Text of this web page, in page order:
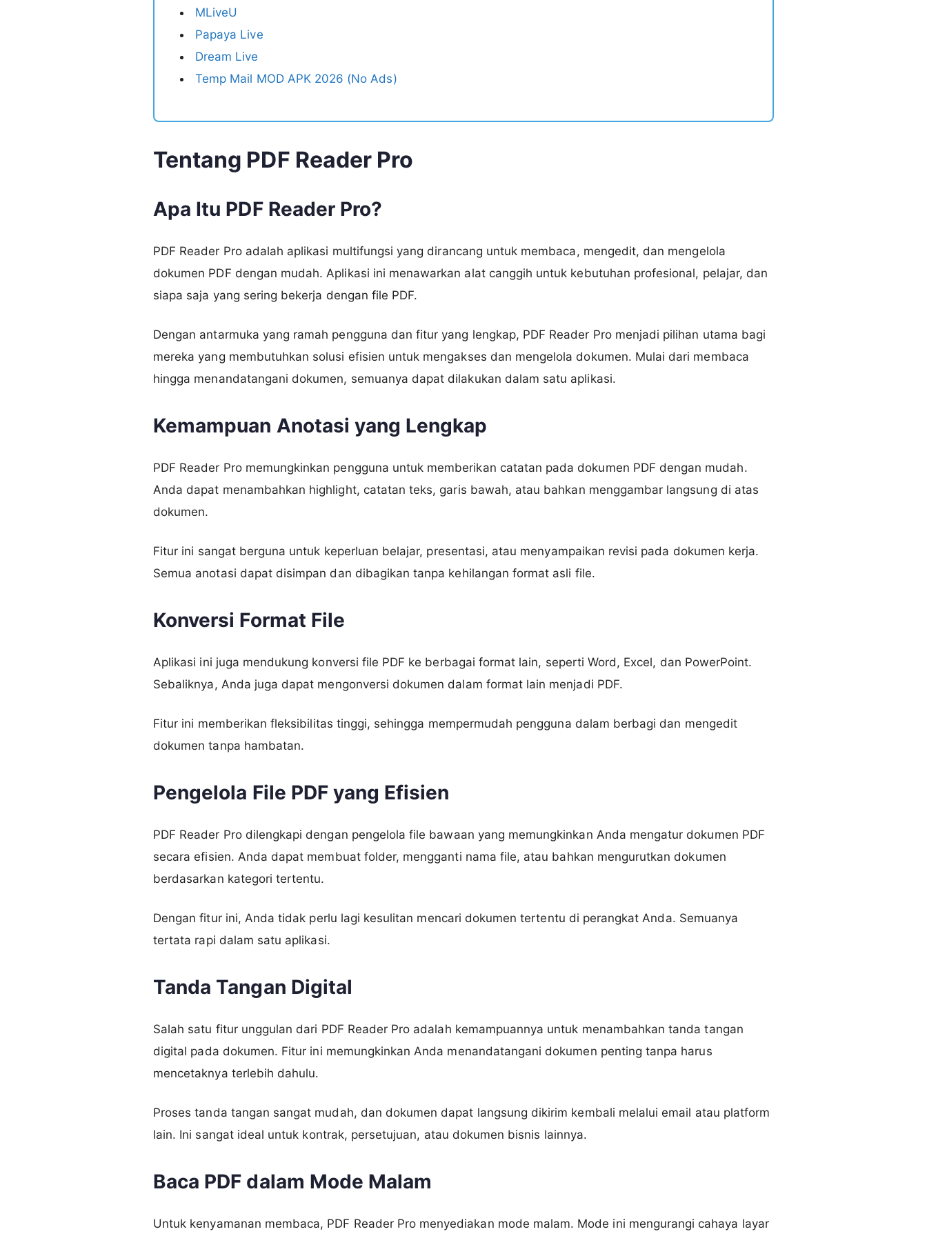
MLiveU
Papaya Live
Dream Live
Temp Mail MOD APK 2026 (No Ads)
Tentang PDF Reader Pro
Apa Itu PDF Reader Pro?
PDF Reader Pro adalah aplikasi multifungsi yang dirancang untuk membaca, mengedit, dan mengelola
dokumen PDF dengan mudah. Aplikasi ini menawarkan alat canggih untuk kebutuhan profesional, pelajar, dan
siapa saja yang sering bekerja dengan file PDF.
Dengan antarmuka yang ramah pengguna dan fitur yang lengkap, PDF Reader Pro menjadi pilihan utama bagi
mereka yang membutuhkan solusi efisien untuk mengakses dan mengelola dokumen. Mulai dari membaca
hingga menandatangani dokumen, semuanya dapat dilakukan dalam satu aplikasi.
Kemampuan Anotasi yang Lengkap
PDF Reader Pro memungkinkan pengguna untuk memberikan catatan pada dokumen PDF dengan mudah.
Anda dapat menambahkan highlight, catatan teks, garis bawah, atau bahkan menggambar langsung di atas
dokumen.
Fitur ini sangat berguna untuk keperluan belajar, presentasi, atau menyampaikan revisi pada dokumen kerja.
Semua anotasi dapat disimpan dan dibagikan tanpa kehilangan format asli file.
Konversi Format File
Aplikasi ini juga mendukung konversi file PDF ke berbagai format lain, seperti Word, Excel, dan PowerPoint.
Sebaliknya, Anda juga dapat mengonversi dokumen dalam format lain menjadi PDF.
Fitur ini memberikan fleksibilitas tinggi, sehingga mempermudah pengguna dalam berbagi dan mengedit
dokumen tanpa hambatan.
Pengelola File PDF yang Efisien
PDF Reader Pro dilengkapi dengan pengelola file bawaan yang memungkinkan Anda mengatur dokumen PDF
secara efisien. Anda dapat membuat folder, mengganti nama file, atau bahkan mengurutkan dokumen
berdasarkan kategori tertentu.
Dengan fitur ini, Anda tidak perlu lagi kesulitan mencari dokumen tertentu di perangkat Anda. Semuanya
tertata rapi dalam satu aplikasi.
Tanda Tangan Digital
Salah satu fitur unggulan dari PDF Reader Pro adalah kemampuannya untuk menambahkan tanda tangan
digital pada dokumen. Fitur ini memungkinkan Anda menandatangani dokumen penting tanpa harus
mencetaknya terlebih dahulu.
Proses tanda tangan sangat mudah, dan dokumen dapat langsung dikirim kembali melalui email atau platform
lain. Ini sangat ideal untuk kontrak, persetujuan, atau dokumen bisnis lainnya.
Baca PDF dalam Mode Malam
Untuk kenyamanan membaca, PDF Reader Pro menyediakan mode malam. Mode ini mengurangi cahaya layar